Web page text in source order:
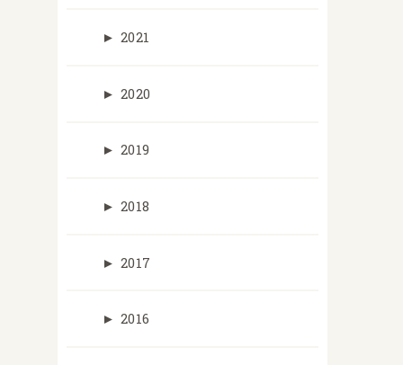
► 2021
► 2020
► 2019
► 2018
► 2017
► 2016